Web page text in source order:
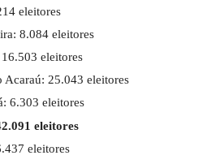
eleitores
8.084 eleitores
eleitores
Acaraú: 25.043 eleitores
6.303 eleitores
eleitores
eleitores